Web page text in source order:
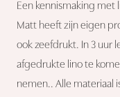
Een kennismaking
Matt heeft zijn eigen
ook zeefdrukt. In 3 uur
afgedrukte lino te
nemen.. Alle materiaal